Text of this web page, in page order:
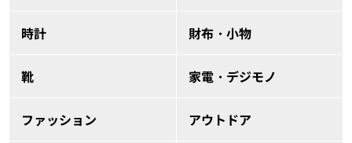
時計 財布・小物
靴 家電・デジモノ
ファッション アウトドア